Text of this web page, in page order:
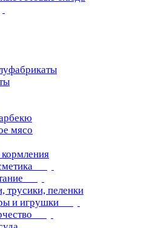
мясо
трусики, пеленки
и игрушки